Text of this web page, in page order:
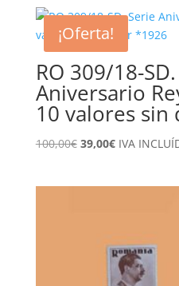
¡Oferta!
RO 309/18-
Aniversario
10 valores
100,00€ El
39,00€ElIVA